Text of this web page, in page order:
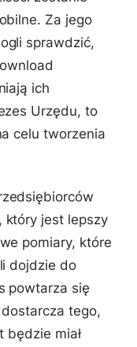
Za jego
sprawdzić,
ich
Urzędu, to
celu tworzenia
który jest lepszy
pomiary, które
dojdzie do
powtarza się
tego,
będzie miał